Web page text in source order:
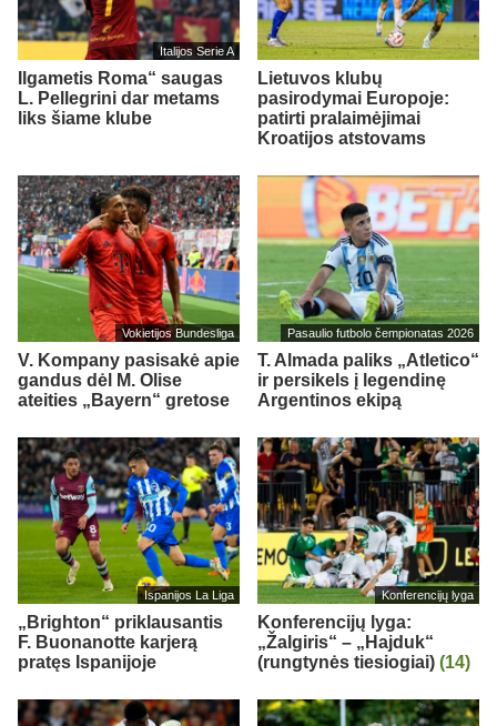
Italijos Serie A
Ilgametis Roma“ saugas
L. Pellegrini dar metams
liks šiame klube
Lietuvos klubų
pasirodymai Europoje:
patirti pralaimėjimai
Kroatijos atstovams
Vokietijos Bundesliga
V. Kompany pasisakė apie
gandus dėl M. Olise
ateities „Bayern“ gretose
Pasaulio futbolo čempionatas 2026
T. Almada paliks „Atletico“
ir persikels į legendinę
Argentinos ekipą
Ispanijos La Liga
„Brighton“ priklausantis
F. Buonanotte karjerą
pratęs Ispanijoje
Konferencijų lyga
Konferencijų lyga:
„Žalgiris“ – „Hajduk“
(rungtynės tiesiogiai) (14)